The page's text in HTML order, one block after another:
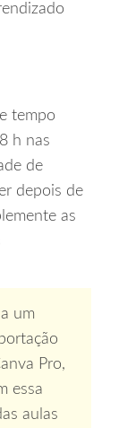
tempo
h nas
de
depois de
as
um
Pro,
essa
aulas